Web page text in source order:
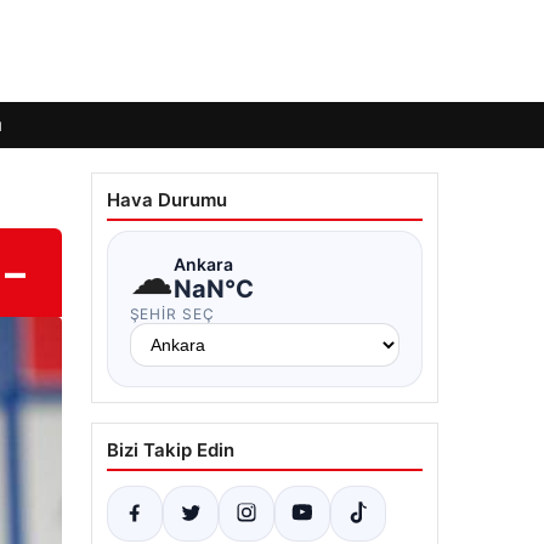
Hava Durumu
☁Ankara
NaN°C
ŞEHIR SEÇ
Bizi Takip Edin